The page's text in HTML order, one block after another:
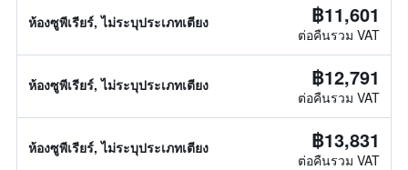
ห้องซูพีเรียร์, ไม่ระบุประเภทเตียง ฿11,601
ต่อคืนรวม VAT
ห้องซูพีเรียร์, ไม่ระบุประเภทเตียง ฿12,791
ต่อคืนรวม VAT
ห้องซูพีเรียร์, ไม่ระบุประเภทเตียง ฿13,831
ต่อคืนรวม VAT